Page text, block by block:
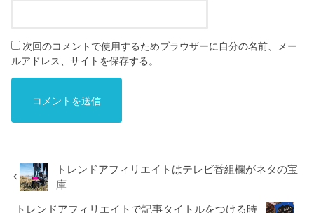
次回のコメントで使用するためブラウザーに自分の名前、メー
ルアドレス、サイトを保存する。
トレンドアフィリエイトはテレビ番組欄がネタの宝
庫
トレンドアフィリエイトで記事タイトルをつける時